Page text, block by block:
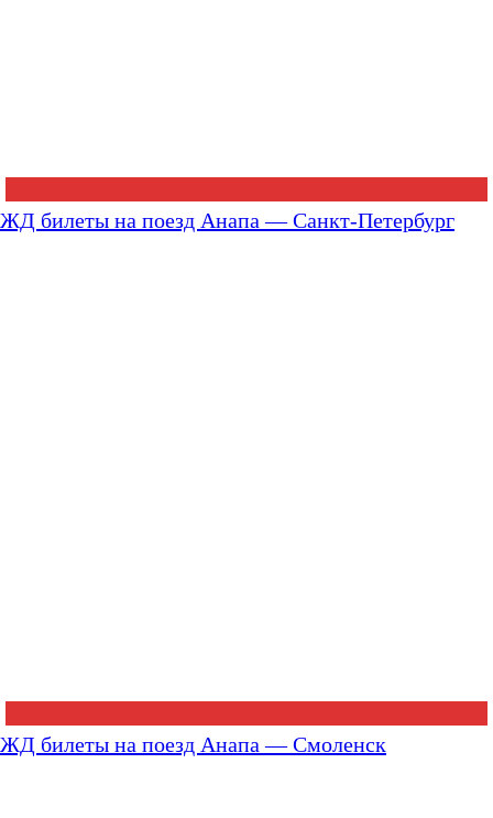
ЖД билеты на поезд Анапа — Санкт-Петербург
ЖД билеты на поезд Анапа — Смоленск